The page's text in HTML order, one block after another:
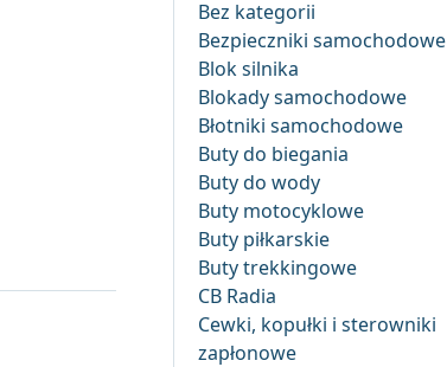
Bez kategorii
Bezpieczniki samochodowe
Blok silnika
Blokady samochodowe
Błotniki samochodowe
Buty do biegania
Buty do wody
Buty motocyklowe
Buty piłkarskie
Buty trekkingowe
CB Radia
Cewki, kopułki i sterowniki
zapłonowe